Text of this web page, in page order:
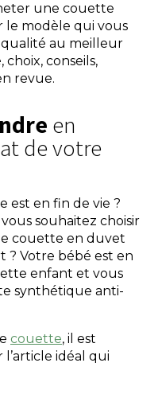
une couette
le modèle qui vous
au meilleur
conseils,
revue.
en
de votre
est en fin de vie ?
souhaitez choisir
couette en duvet
Votre bébé est en
enfant et vous
synthétique anti-
couette, il est
idéal qui